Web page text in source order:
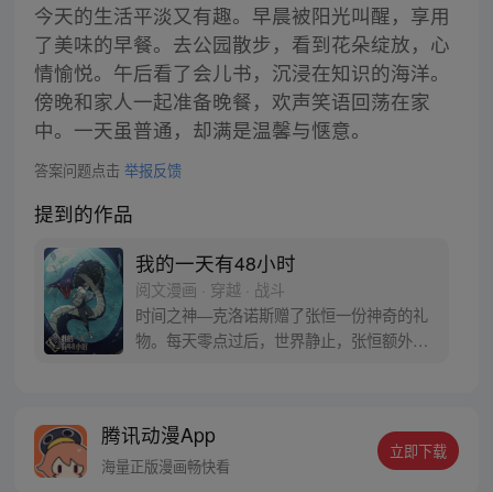
今天的生活平淡又有趣。早晨被阳光叫醒，享用
了美味的早餐。去公园散步，看到花朵绽放，心
情愉悦。午后看了会儿书，沉浸在知识的海洋。
傍晚和家人一起准备晚餐，欢声笑语回荡在家
中。一天虽普通，却满是温馨与惬意。
答案问题点击 举报反馈
提到的作品
我的一天有48小时
阅文漫画 · 穿越 · 战斗
时间之神—克洛诺斯赠了张恒一份神奇的礼
物。每天零点过后，世界静止，张恒额外获
【任务目标：获得地下改装车赛事冠军】
……随着张恒一次次取得游戏的胜利，他也
腾讯动漫App
海量正版漫画畅快看
立即下载